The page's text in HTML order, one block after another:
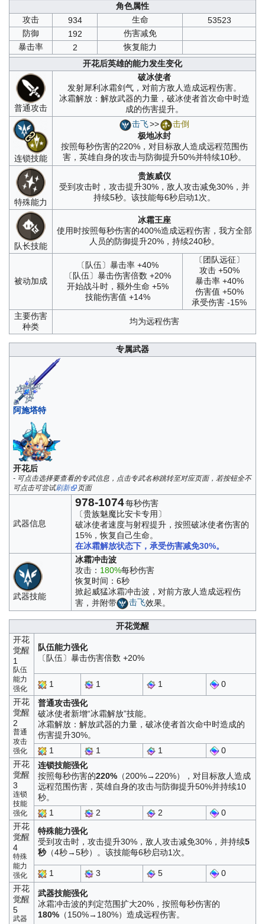
角色属性
攻击
934 生命
53523
防御
192
伤害减免
暴击率
2
恢复能力
开花后英雄的能力发生变化
普通攻击
破冰使者
发射犀利冰霜剑气，对前方敌人造成远程伤害。
冰霜解放：解放武器的力量，破冰使者首次命中时造
成的伤害提升。
连锁技能
击飞>>
击倒
极地冰封
按照每秒伤害的220%，对目标敌人造成远程范围伤
害，英雄自身的攻击与防御提升50%并特续10秒。
特殊能力
贵族威仪
受到攻击时，攻击提升30%，敌人攻击减免30%，并
持续5秒。该技能每6秒启动1次。
队长技能
冰霜王座
使用时按照每秒伤害的400%造成远程伤害，我方全部
人员的防御提升20%，持续240秒。
被动加成
〔队伍〕暴击率 +40%
〔队伍〕暴击伤害倍数 +20%
开始战斗时，额外生命 +5%
技能伤害值 +14%
〔团队远征〕
攻击 +50%
暴击率 +40%
伤害值 +50%
承受伤害 -15%
主要伤害
种类
均为远程伤害
专属武器
阿施塔特
开花后
- 可点击选择要查看的专武信息，点击专武名称跳转至对应页面，若按钮全不
可点击可尝试刷新 页面
武器信息
978-1074每秒伤害
〔贵族魅魔比安卡专用〕
破冰使者速度与射程提升，按照破冰使者伤害的
15%，恢复自己生命。
在冰霜解放状态下，承受伤害减免30%。
武器技能
冰霜冲击波
攻击： 180%每秒伤害
恢复时间：6秒
掀起威猛冰霜冲击波，对前方敌人造成远程伤
害，并附带
击飞效果。
开花觉醒
开花
觉醒
1
队伍
能力
强化
队伍能力强化
〔队伍〕暴击伤害倍数 +20%
1 1 1
0
开花
觉醒
2
普通
攻击
强化
普通攻击强化
破冰使者新增“冰霜解放”技能。
冰霜解放：解放武器的力量，破冰使者首次命中时造成的
伤害提升30%。
1
1 1
0
开花
觉醒
3
连锁
技能
强化
连锁技能强化
按照每秒伤害的220%（200%→220%），对目标敌人造成
远程范围伤害，英雄自身的攻击与防御提升50%并持续10
秒。
1
2 2
0
开花
觉醒
4
特殊
能力
强化
特殊能力强化
受到攻击时，攻击提升30%，敌人攻击减免30%，并持续5
秒（4秒→5秒）。该技能每6秒启动1次。
1 3 5
0
开花
觉醒
5
武器
武器技能强化
冰霜冲击波的判定范围扩大20%，按照每秒伤害的
180%（150%→180%）造成远程伤害。